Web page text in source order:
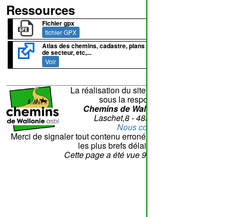
Ressources
Fichier gpx
fichier GPX
Atlas des chemins, cadastre, plans de lotissement, plans
de secteur, etc,...
Voir
La réalisation du site et son contenu sont
sous la responsabilité de
Chemins de Wallonie asbl
Laschet,8 - 4852 Hombourg
Nous contacter
Merci de signaler tout contenu erroné. Il sera corrigé dans
les plus brefs délais.
Cette page a été vue92